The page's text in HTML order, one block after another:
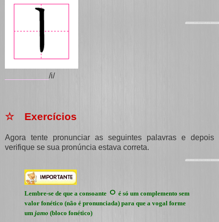
/i/
☆ Exercícios
Agora tente pronunciar as seguintes palavras e depois
verifique se sua pronúncia estava correta.
Lembre-se de que a consoante ㅇ é só um complemento sem
valor fonético (não é pronunciada) para que a vogal forme
um jamo (bloco fonético)